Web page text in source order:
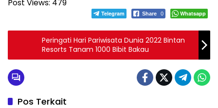
Post Views: 479
Telegram Share 0 Whatsapp
Peringati Hari Pariwisata Dunia 2022 Bintan
Resorts Tanam 1000 Bibit Bakau
Pos Terkait